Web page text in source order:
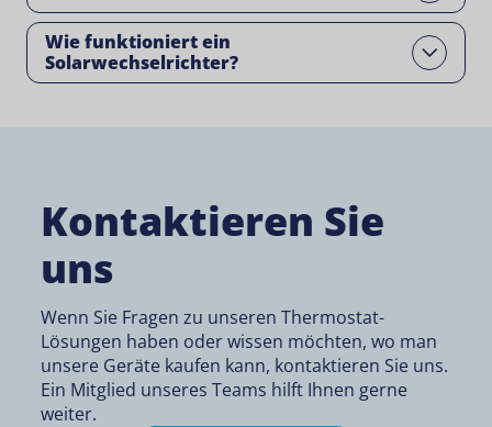
Wie funktioniert ein
Solarwechselrichter?
Open
Kontaktieren Sie
uns
Wenn Sie Fragen zu unseren Thermostat-
Lösungen haben oder wissen möchten, wo man
unsere Geräte kaufen kann, kontaktieren Sie uns.
Ein Mitglied unseres Teams hilft Ihnen gerne
weiter.